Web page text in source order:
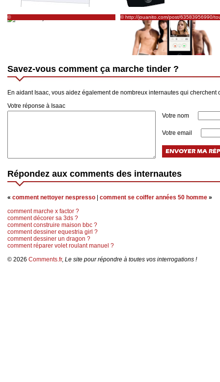
©
http://www.smoosee.com/fr/articles/psychologie-
© http://jouanito.com/post/63583956990/
ce-quil-faut-savoir-sur-tinder-lapp-qui
Savez-vous comment ça marche tinder ?
En aidant Isaac, vous aidez également de nombreux internautes qui cherchent
Votre réponse à Isaac
Votre nom
Votre email
Répondez aux comments des internautes
« comment nettoyer nespresso | comment se coiffer années 50 homme »
comment marche x factor ?
comment décorer sa 3ds ?
comment construire maison bbc ?
comment dessiner equestria girl ?
comment dessiner un dragon ?
comment réparer volet roulant manuel ?
© 2026 Comments.fr, Le site pour répondre à toutes vos interrogations !